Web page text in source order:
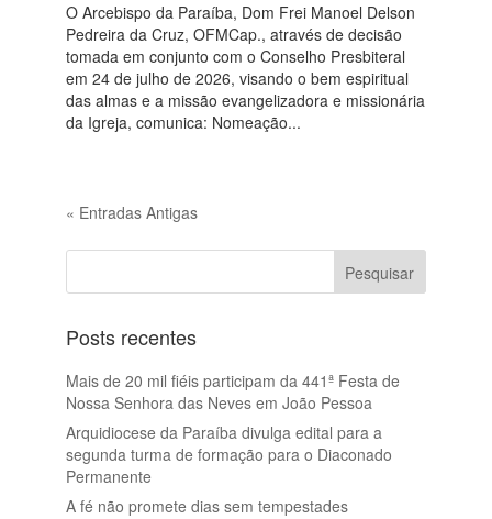
O Arcebispo da Paraíba, Dom Frei Manoel Delson
Pedreira da Cruz, OFMCap., através de decisão
tomada em conjunto com o Conselho Presbiteral
em 24 de julho de 2026, visando o bem espiritual
das almas e a missão evangelizadora e missionária
da Igreja, comunica: Nomeação...
« Entradas Antigas
Posts recentes
Mais de 20 mil fiéis participam da 441ª Festa de
Nossa Senhora das Neves em João Pessoa
Arquidiocese da Paraíba divulga edital para a
segunda turma de formação para o Diaconado
Permanente
A fé não promete dias sem tempestades